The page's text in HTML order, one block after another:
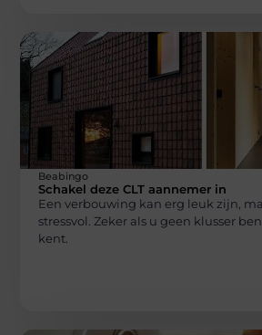
Beabingo
Schakel deze CLT aannemer in
Een verbouwing kan erg leuk zijn,
stressvol. Zeker als u geen klusser
kent.